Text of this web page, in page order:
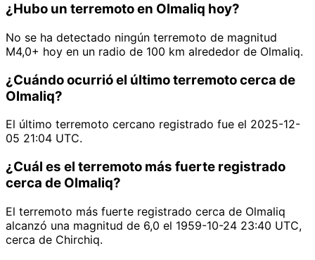
¿Hubo un terremoto en Olmaliq hoy?
No se ha detectado ningún terremoto de magnitud
M4,0+ hoy en un radio de 100 km alrededor de Olmaliq.
¿Cuándo ocurrió el último terremoto cerca de
Olmaliq?
El último terremoto cercano registrado fue el 2025-12-
05 21:04 UTC.
¿Cuál es el terremoto más fuerte registrado
cerca de Olmaliq?
El terremoto más fuerte registrado cerca de Olmaliq
alcanzó una magnitud de 6,0 el 1959-10-24 23:40 UTC,
cerca de Chirchiq.